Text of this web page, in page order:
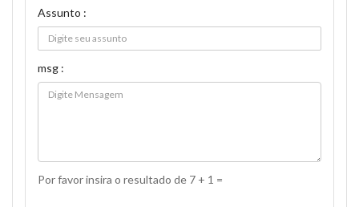
Assunto :
msg :
Por favor insira o resultado de 7 + 1 =